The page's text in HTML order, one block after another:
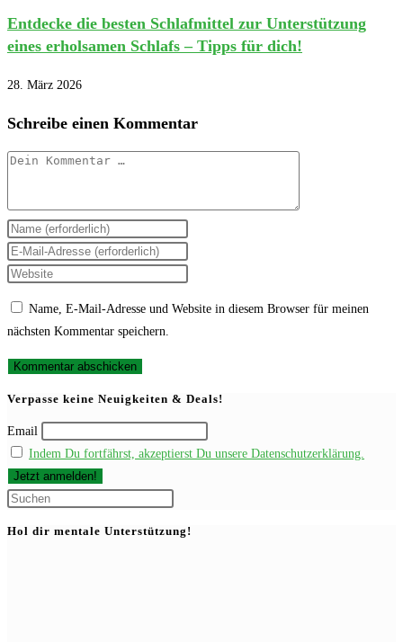
Entdecke die besten Schlafmittel zur Unterstützung
eines erholsamen Schlafs – Tipps für dich!
28. März 2026
Schreibe einen Kommentar
Kommentar
Gib
deinen
Namen
Benutzernamen
zum
Kommentieren
Gib
deine
Mail-
Adresse
zum
ein
Gib
Website-
URL
ein
Name, E-Mail-Adresse und Website in diesem Browser für meinen
nächsten Kommentar speichern.
Verpasse keine Neuigkeiten & Deals!
Email
Indem Du fortfährst, akzeptierst Du unsere Datenschutzerklärung.
Hol dir mentale Unterstützung!